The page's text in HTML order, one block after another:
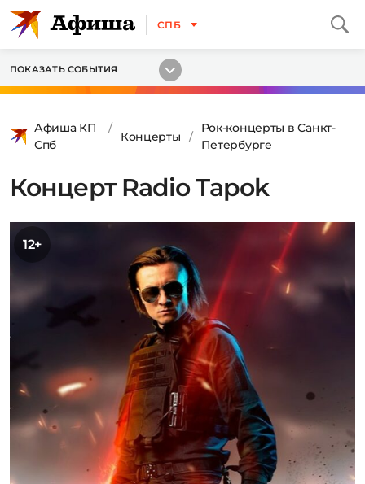
СПБ
ПОКАЗАТЬ СОБЫТИЯ
Афиша КП
Спб
Концерты
Рок-концерты в Санкт-
Петербурге
Концерт Radio Tapok
12+